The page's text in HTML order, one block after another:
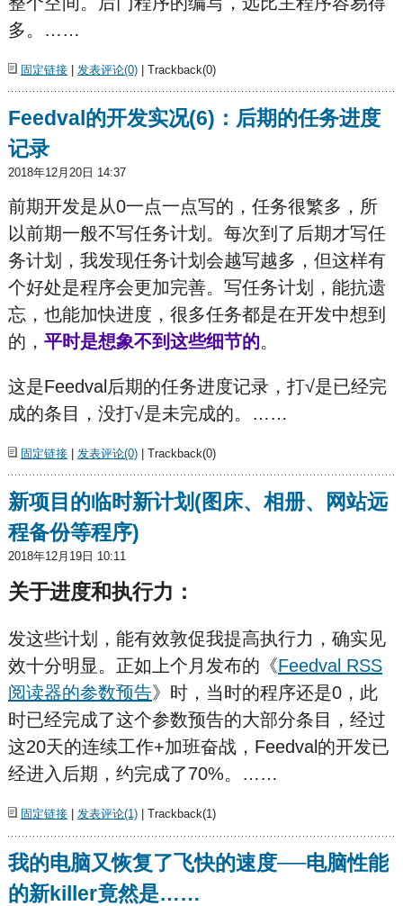
多。……
固定链接| 发表评论(0)| Trackback(0)
Feedval的开发实况(6)：后期的任务进度
记录
2018年12月20日 14:37
前期开发是从0一点一点写的，任务很繁多，所
以前期一般不写任务计划。每次到了后期才写任
务计划，我发现任务计划会越写越多，但这样有
个好处是程序会更加完善。写任务计划，能抗遗
忘，也能加快进度，很多任务都是在开发中想到
的， 平时是想象不到这些细节的。
这是Feedval后期的任务进度记录，打√是已经完
成的条目，没打√是未完成的。……
固定链接| 发表评论(0)| Trackback(0)
新项目的临时新计划(图床、相册、网站远
程备份等程序)
2018年12月19日 10:11
关于进度和执行力：
发这些计划，能有效敦促我提高执行力，确实见
效十分明显。正如上个月发布的《Feedval RSS
阅读器的参数预告》时，当时的程序还是0，此
时已经完成了这个参数预告的大部分条目，经过
这20天的连续工作+加班奋战，Feedval的开发已
经进入后期，约完成了70%。……
固定链接| 发表评论(1)| Trackback(1)
我的电脑又恢复了飞快的速度──电脑性能
的新killer竟然是……